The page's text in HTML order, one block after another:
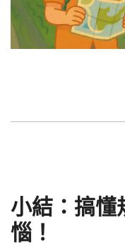
小結：搞懂
惱！